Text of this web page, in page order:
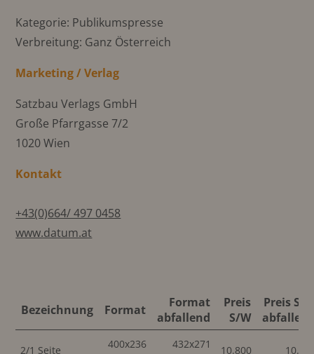
Kategorie: Publikumspresse
Verbreitung: Ganz Österreich
Marketing / Verlag
Satzbau Verlags GmbH
Große Pfarrgasse 7/2
1020 Wien
Kontakt
+43(0)664/ 497 0458
www.datum.at
Bezeichnung Format
Format
abfallend
Preis
S/W
Preis S/
2/1 Seite
400x236
432x271
10.800